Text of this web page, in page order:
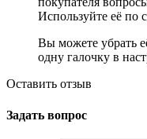
Используйте её по
Вы можете убрать
одну галочку в
Оставить отзыв
Задать вопрос